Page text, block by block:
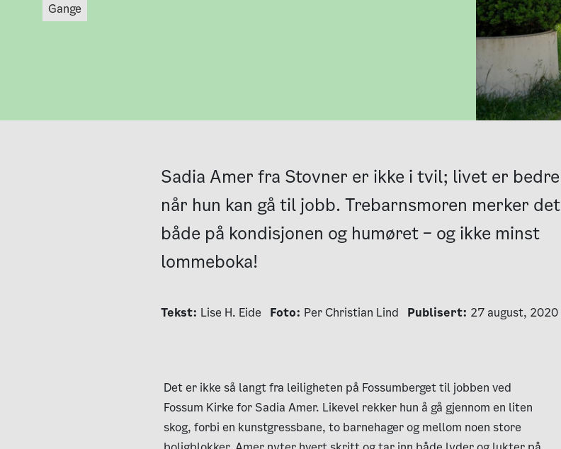
gange
Sadia Amer fra Stovner er ikke i tvil; livet er bedre
når hun kan gå til jobb. Trebarnsmoren merker det
både på kondisjonen og humøret – og ikke minst
lommeboka!
Tekst: Lise H. Eide Foto: Per Christian Lind Publisert: 27 august, 2020
Det er ikke så langt fra leiligheten på Fossumberget til jobben ved
Fossum Kirke for Sadia Amer. Likevel rekker hun å gå gjennom en liten
skog, forbi en kunstgressbane, to barnehager og mellom noen store